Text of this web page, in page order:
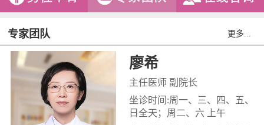
专家团队 更多...
廖希
主任医师 副院长
坐诊时间:周一、三、四、五、
日全天；周二、六 上午